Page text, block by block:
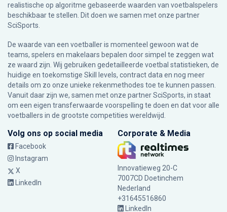
realistische op algoritme gebaseerde waarden van voetbalspelers
beschikbaar te stellen. Dit doen we samen met onze partner
SciSports
De waarde van een voetballer is momenteel gewoon wat de
teams, spelers en makelaars bepalen door simpel te zeggen wat
ze waard zijn. Wij gebruiken gedetailleerde voetbal statistieken, de
huidige en toekomstige Skill levels, contract data en nog meer
details om zo onze unieke rekenmethodes toe te kunnen passen.
Vanuit daar zijn we, samen met onze partner SciSports, in staat
om een eigen transferwaarde voorspelling te doen en dat voor alle
voetballers in de grootste competities wereldwijd.
Volg ons op social media
Facebook
Instagram
X
LinkedIn
Corporate & Media
Innovatieweg 20-C
7007CD Doetinchem
Nederland
+31645516860
LinkedIn